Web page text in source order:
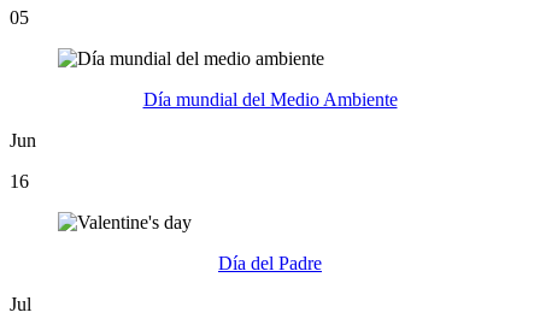
05
Día mundial del Medio Ambiente
Jun
16
Día del Padre
Jul